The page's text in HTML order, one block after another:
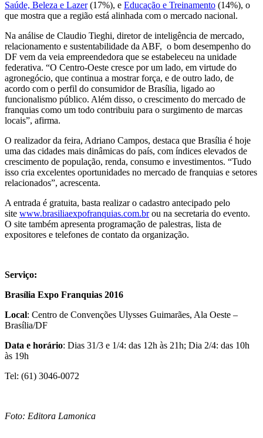
Saúde, Beleza e Lazer(17%), e Educação e Treinamento (14%), o
que mostra que a região está alinhada com o mercado nacional.
Na análise de Claudio Tieghi, diretor de inteligência de mercado,
relacionamento e sustentabilidade da ABF, o bom desempenho do
DF vem da veia empreendedora que se estabeleceu na unidade
federativa. “O Centro-Oeste cresce por um lado, em virtude do
agronegócio, que continua a mostrar força, e de outro lado, de
acordo com o perfil do consumidor de Brasília, ligado ao
funcionalismo público. Além disso, o crescimento do mercado de
franquias como um todo contribuiu para o surgimento de marcas
locais”, afirma.
O realizador da feira, Adriano Campos, destaca que Brasília é hoje
uma das cidades mais dinâmicas do país, com índices elevados de
crescimento de população, renda, consumo e investimentos. “Tudo
isso cria excelentes oportunidades no mercado de franquias e setores
relacionados”, acrescenta.
A entrada é gratuita, basta realizar o cadastro antecipado pelo
site www.brasiliaexpofranquias.com.brou na secretaria do evento.
O site também apresenta programação de palestras, lista de
expositores e telefones de contato da organização.
Serviço:
Brasília Expo Franquias 2016
Local: Centro de Convenções Ulysses Guimarães, Ala Oeste –
Brasília/DF
Data e horário: Dias 31/3 e 1/4: das 12h às 21h; Dia 2/4: das 10h
às 19h
Tel: (61) 3046-0072
Foto: Editora Lamonica